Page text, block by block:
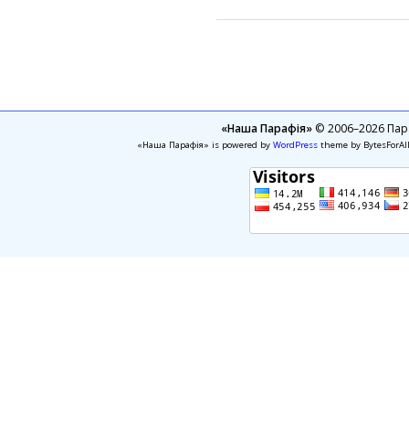
«Наша Парафія»© 2006–2026
«Наша Парафія» is powered by WordPresstheme by